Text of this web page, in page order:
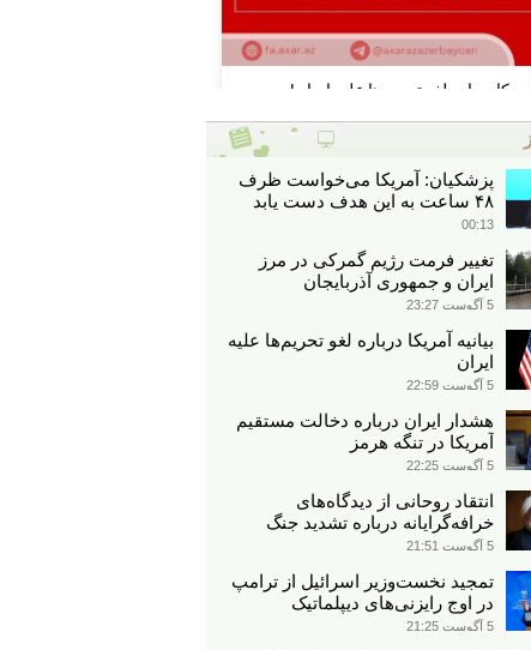
پزشکیان: آمریکا می‌خواست ظرف
۴۸ ساعت به این هدف دست یابد
00:13
تغییر فرمت رژیم گمرکی در مرز
ایران و جمهوری آذربایجان
5 آگوست 23:27
بیانیه آمریکا درباره لغو تحریم‌ها علیه
ایران
5 آگوست 22:59
هشدار ایران درباره دخالت مستقیم
آمریکا در تنگه هرمز
5 آگوست 22:25
انتقاد روحانی از دیدگاه‌های
خرافه‌گرایانه درباره تشدید جنگ
5 آگوست 21:51
تمجید نخست‌وزیر اسرائیل از ترامپ
در اوج رایزنی‌های دیپلماتیک
5 آگوست 21:25